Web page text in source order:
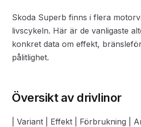
Skoda Superb finns i flera
livscykeln. Här är de vanligaste
konkret data om effekt,
pålitlighet.
Översikt av drivlinor
| Variant | Effekt | Förbrukning |